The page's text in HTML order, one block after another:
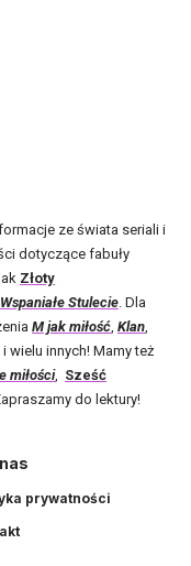
ze świata seriali i
dotyczące fabuły
Złoty
Wspaniałe Stulecie. Dla
M jak miłość, Klan,
i wielu innych! Mamy też
miłości, Sześć
do lektury!
prywatności